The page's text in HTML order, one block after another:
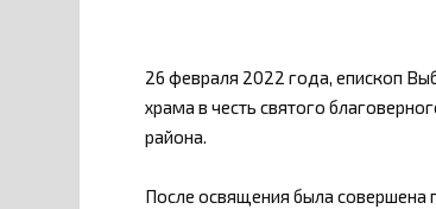
26 февраля 2022 года, епископ
храма в честь святого
района.
После освящения была совершена